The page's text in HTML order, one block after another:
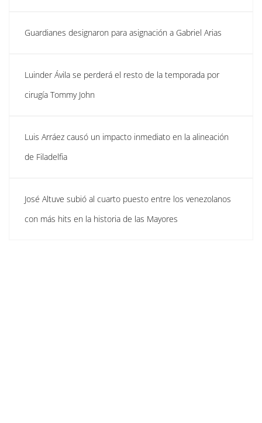
Guardianes designaron para asignación a Gabriel Arias
Luinder Ávila se perderá el resto de la temporada por
cirugía Tommy John
Luis Arráez causó un impacto inmediato en la alineación
de Filadelfia
José Altuve subió al cuarto puesto entre los venezolanos
con más hits en la historia de las Mayores